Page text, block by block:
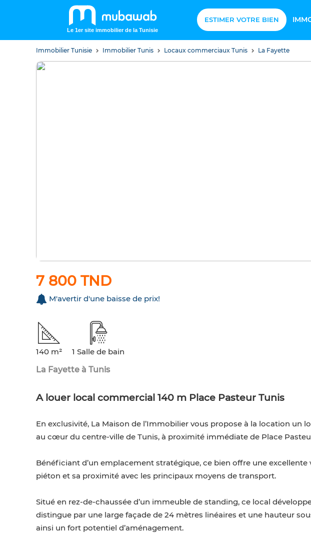
Le 1er site immobilier de la Tunisie
ESTIMER VOTRE BIEN
Immobilier Tunisie Immobilier Tunis Locaux commerciaux Tunis La Fayette
7 800 TND
M'avertir d'une baisse de prix!
140 m²
1 Salle de bain
La Fayette à Tunis
A louer local commercial 140 m Place Pasteur Tunis
En exclusivité, La Maison de l’Immobilier vous propose à la location un
au cœur du centre-ville de Tunis, à proximité immédiate de Place
Bénéficiant d’un emplacement stratégique, ce bien offre une
piéton et sa proximité avec les principaux moyens de transport.
Situé en rez-de-chaussée d’un immeuble de standing, ce local
distingue par une large façade de 24 mètres linéaires et une hauteur
ainsi un fort potentiel d’aménagement.